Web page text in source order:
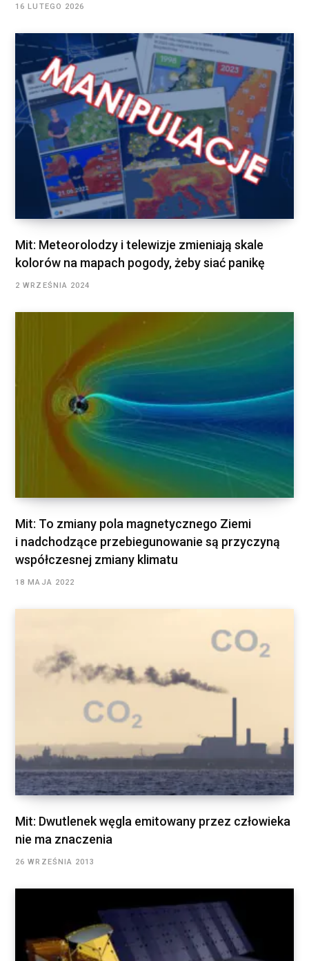
16 LUTEGO 2026
Mit: Meteorolodzy i telewizje zmieniają skale
kolorów na mapach pogody, żeby siać panikę
2 WRZEŚNIA 2024
Mit: To zmiany pola magnetycznego Ziemi
i nadchodzące przebiegunowanie są przyczyną
współczesnej zmiany klimatu
18 MAJA 2022
Mit: Dwutlenek węgla emitowany przez człowieka
nie ma znaczenia
26 WRZEŚNIA 2013